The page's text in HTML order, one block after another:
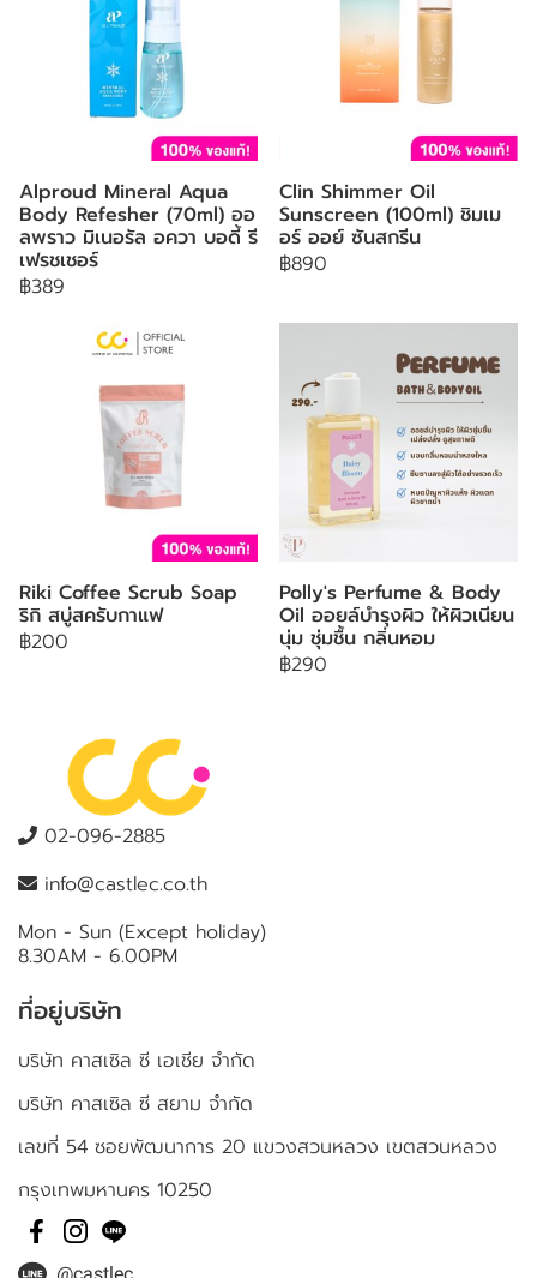
Alproud Mineral Aqua
Body Refesher (70ml) ออ
ลพราว มิเนอรัล อควา บอดี้ รี
เฟรชเชอร์
฿389
Clin Shimmer Oil
Sunscreen (100ml) ชิมเม
อร์ ออย์ ซันสกรีน
฿890
Riki Coffee Scrub Soap
ริกิ สบู่สครับกาแฟ
฿200
Polly's Perfume & Body
Oil ออยล์บำรุงผิว ให้ผิวเนียน
นุ่ม ชุ่มชื้น กลิ่นหอม
฿290
02-096-2885
info@castlec.co.th
Mon - Sun (Except holiday)
8.30AM - 6.00PM
ที่อยู่บริษัท
บริษัท คาสเซิล ซี เอเชีย จำกัด
บริษัท คาสเซิล ซี สยาม จำกัด
เลขที่ 54 ซอยพัฒนาการ 20 แขวงสวนหลวง เขตสวนหลวง
กรุงเทพมหานคร 10250